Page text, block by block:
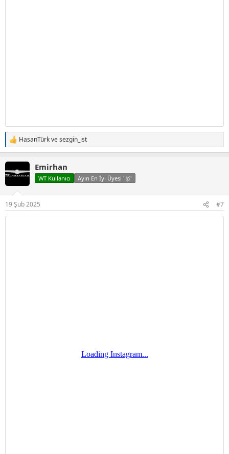
T
e
i
:
HasanTürkvesezgin_ist
Emirhan
WT Kullanıcı Ayın En İyi Üyesi '🥇'
19 Şub 2025 #7